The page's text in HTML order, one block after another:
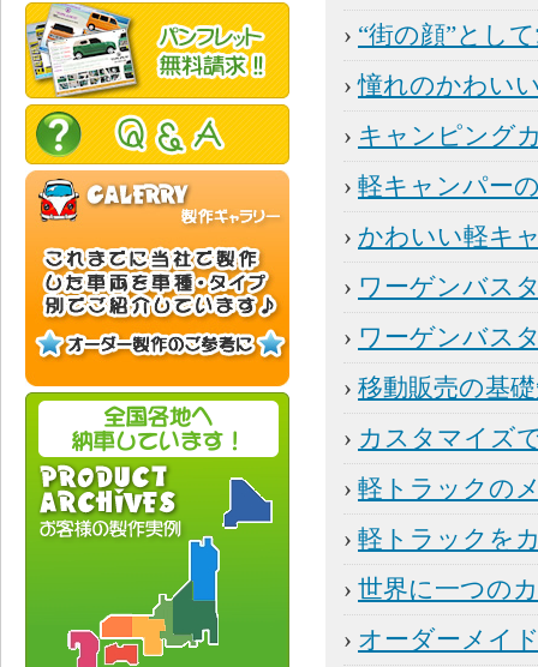
› “街の顔”とし
›憧れのかわい
› キャンピング
› 軽キャンパー
› かわいい軽キ
› ワーゲンバス
› ワーゲンバス
› 移動販売の基
› カスタマイズ
› 軽トラックの
› 軽トラックを
› 世界に一つの
› オーダーメイ